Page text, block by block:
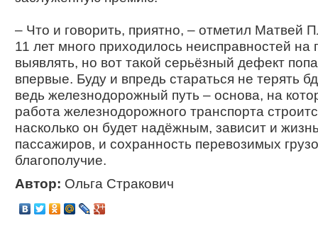
– Что и говорить, приятно, – отметил Матвей
11 лет много приходилось неисправностей на
выявлять, но вот такой серьёзный дефект
впервые. Буду и впредь стараться не терять
ведь железнодорожный путь – основа, на
работа железнодорожного транспорта
насколько он будет надёжным, зависит и
пассажиров, и сохранность перевозимых
благополучие.
Автор: Ольга Стракович